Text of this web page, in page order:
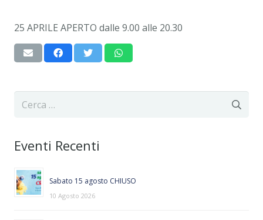
25 APRILE APERTO dalle 9.00 alle 20.30
Ricerca
Eventi Recenti
Sabato 15 agosto CHIUSO
10 Agosto 2026